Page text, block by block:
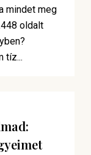
mindet meg
oldalt
tíz...